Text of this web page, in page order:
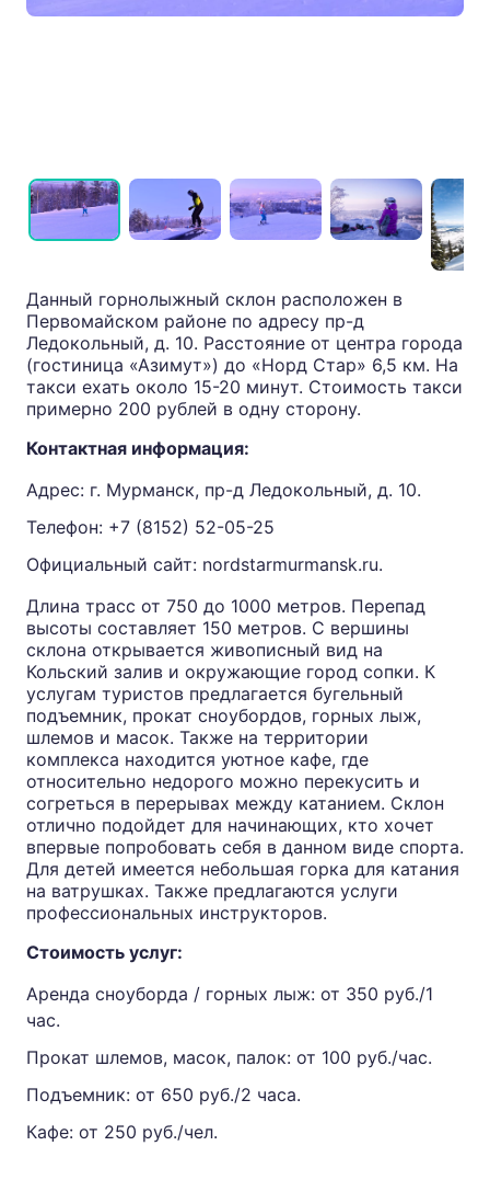
Данный горнолыжный склон расположен в
Первомайском районе по адресу пр-д
Ледокольный, д. 10. Расстояние от центра города
(гостиница «Азимут») до «Норд Стар» 6,5 км. На
такси ехать около 15-20 минут. Стоимость такси
примерно 200 рублей в одну сторону.
Контактная информация:
Адрес: г. Мурманск, пр-д Ледокольный, д. 10.
Телефон: +7 (8152) 52-05-25
Официальный сайт: nordstarmurmansk.ru.
Длина трасс от 750 до 1000 метров. Перепад
высоты составляет 150 метров. С вершины
склона открывается живописный вид на
Кольский залив и окружающие город сопки. К
услугам туристов предлагается бугельный
подъемник, прокат сноубордов, горных лыж,
шлемов и масок. Также на территории
комплекса находится уютное кафе, где
относительно недорого можно перекусить и
согреться в перерывах между катанием. Склон
отлично подойдет для начинающих, кто хочет
впервые попробовать себя в данном виде спорта.
Для детей имеется небольшая горка для катания
на ватрушках. Также предлагаются услуги
профессиональных инструкторов.
Стоимость услуг:
Аренда сноуборда / горных лыж: от 350 руб./1
час.
Прокат шлемов, масок, палок: от 100 руб./час.
Подъемник: от 650 руб./2 часа.
Кафе: от 250 руб./чел.